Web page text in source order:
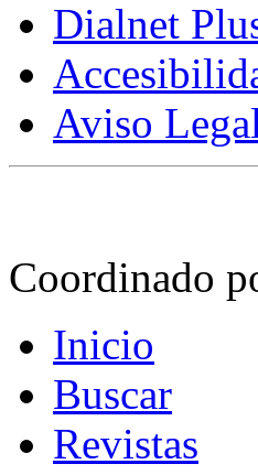
Dialnet
Aviso
Coordinado
Inicio
Buscar
Revistas